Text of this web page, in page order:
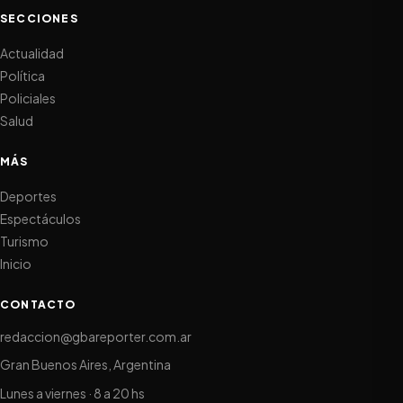
SECCIONES
Actualidad
Política
Policiales
Salud
MÁS
Deportes
Espectáculos
Turismo
Inicio
CONTACTO
redaccion@gbareporter.com.ar
Gran Buenos Aires, Argentina
Lunes a viernes · 8 a 20 hs